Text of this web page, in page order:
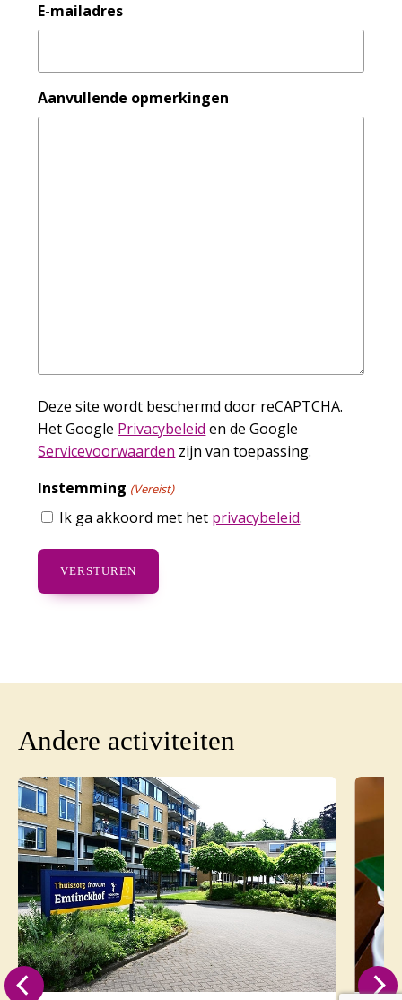
E-mailadres
Aanvullende opmerkingen
Deze site wordt beschermd door reCAPTCHA.
Het Google Privacybeleid en de Google
Servicevoorwaarden zijn van toepassing.
Instemming (Vereist)
Ik ga akkoord met het privacybeleid.
Andere activiteiten